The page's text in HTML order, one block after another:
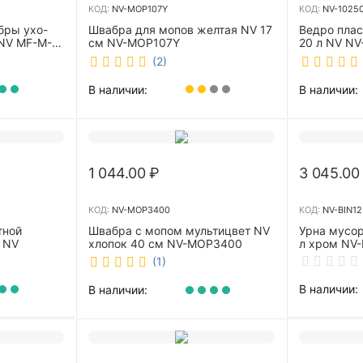
ухо-
MF-M-
КОД: NV-MOP107Y
Швабра для мопов желтая NV 17
см NV-MOP107Y
(2)
В наличии:
КОД: NV-
Ведро
20 л NV
В наличии:
1 044.00 ₽
КОД: NV-MOP3400
Швабра с мопом мультицвет NV
хлопок 40 см NV-MOP3400
(1)
В наличии:
3 045.00
КОД: NV-
Урна
л хром NV-
В наличии: